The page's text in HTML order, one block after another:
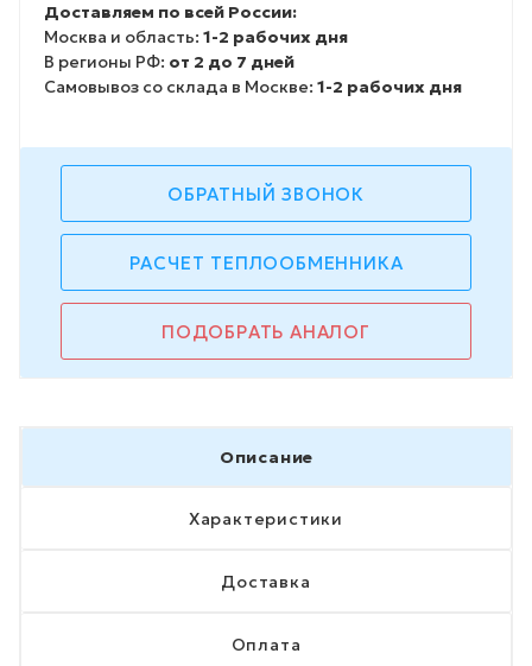
Доставляем по всей России:
Москва и область: 1-2 рабочих дня
В регионы РФ: от 2 до 7 дней
Самовывоз со склада в Москве: 1-2 рабочих дня
ОБРАТНЫЙ ЗВОНОК
РАСЧЕТ ТЕПЛООБМЕННИКА
ПОДОБРАТЬ АНАЛОГ
Описание
Характеристики
Доставка
Оплата